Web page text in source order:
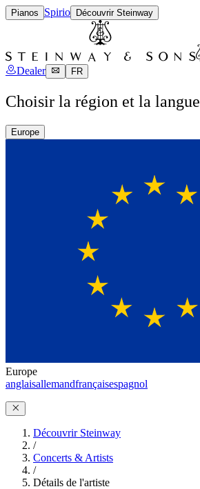
Pianos Spirio Découvrir Steinway
Dealer FR
Choisir la région et la langue
Europe
Europe
anglaisallemandfrançaisespagnol
Découvrir Steinway
/
Concerts & Artists
/
Détails de l'artiste